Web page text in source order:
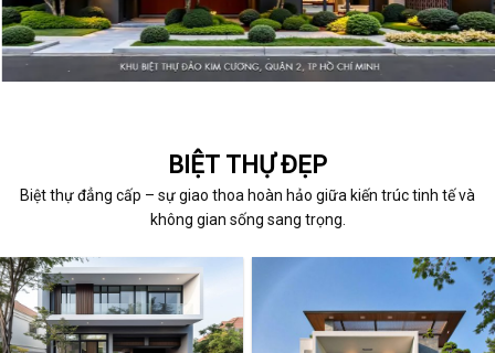
BIỆT THỰ ĐẸP
Biệt thự đẳng cấp – sự giao thoa hoàn hảo giữa kiến trúc tinh tế và
không gian sống sang trọng.